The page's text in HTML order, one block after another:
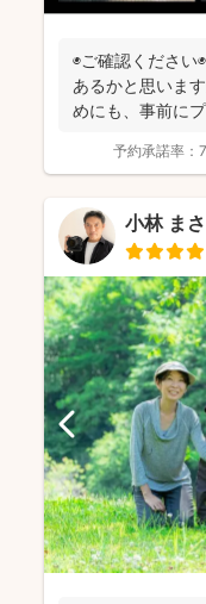
◉ご確認ください
あるかと思いま
めにも、事前に
予約承諾率：
小林 ま